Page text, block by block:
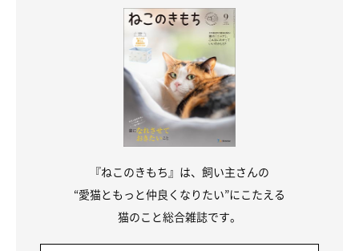
たゆちゃんは、コットンさんと奥様だけでなく、作品を手にした
お客さんたちにも幸せを届けるきっかけを作ってくれたのです
新たに2匹のねこを迎え、奥様と一緒に4匹
と幸せに暮らしているそうです。「ねこと一緒に生活している
と、おもちゃも作りたくなる」とおっしゃっているので、コット
ンさんの素敵なセンスを活かしたねこのおもちゃも見てみたいで
『ねこのきもち』は、飼い主さんの
“愛猫ともっと仲良くなりたい”にこたえる
猫のこと総合雑誌です。